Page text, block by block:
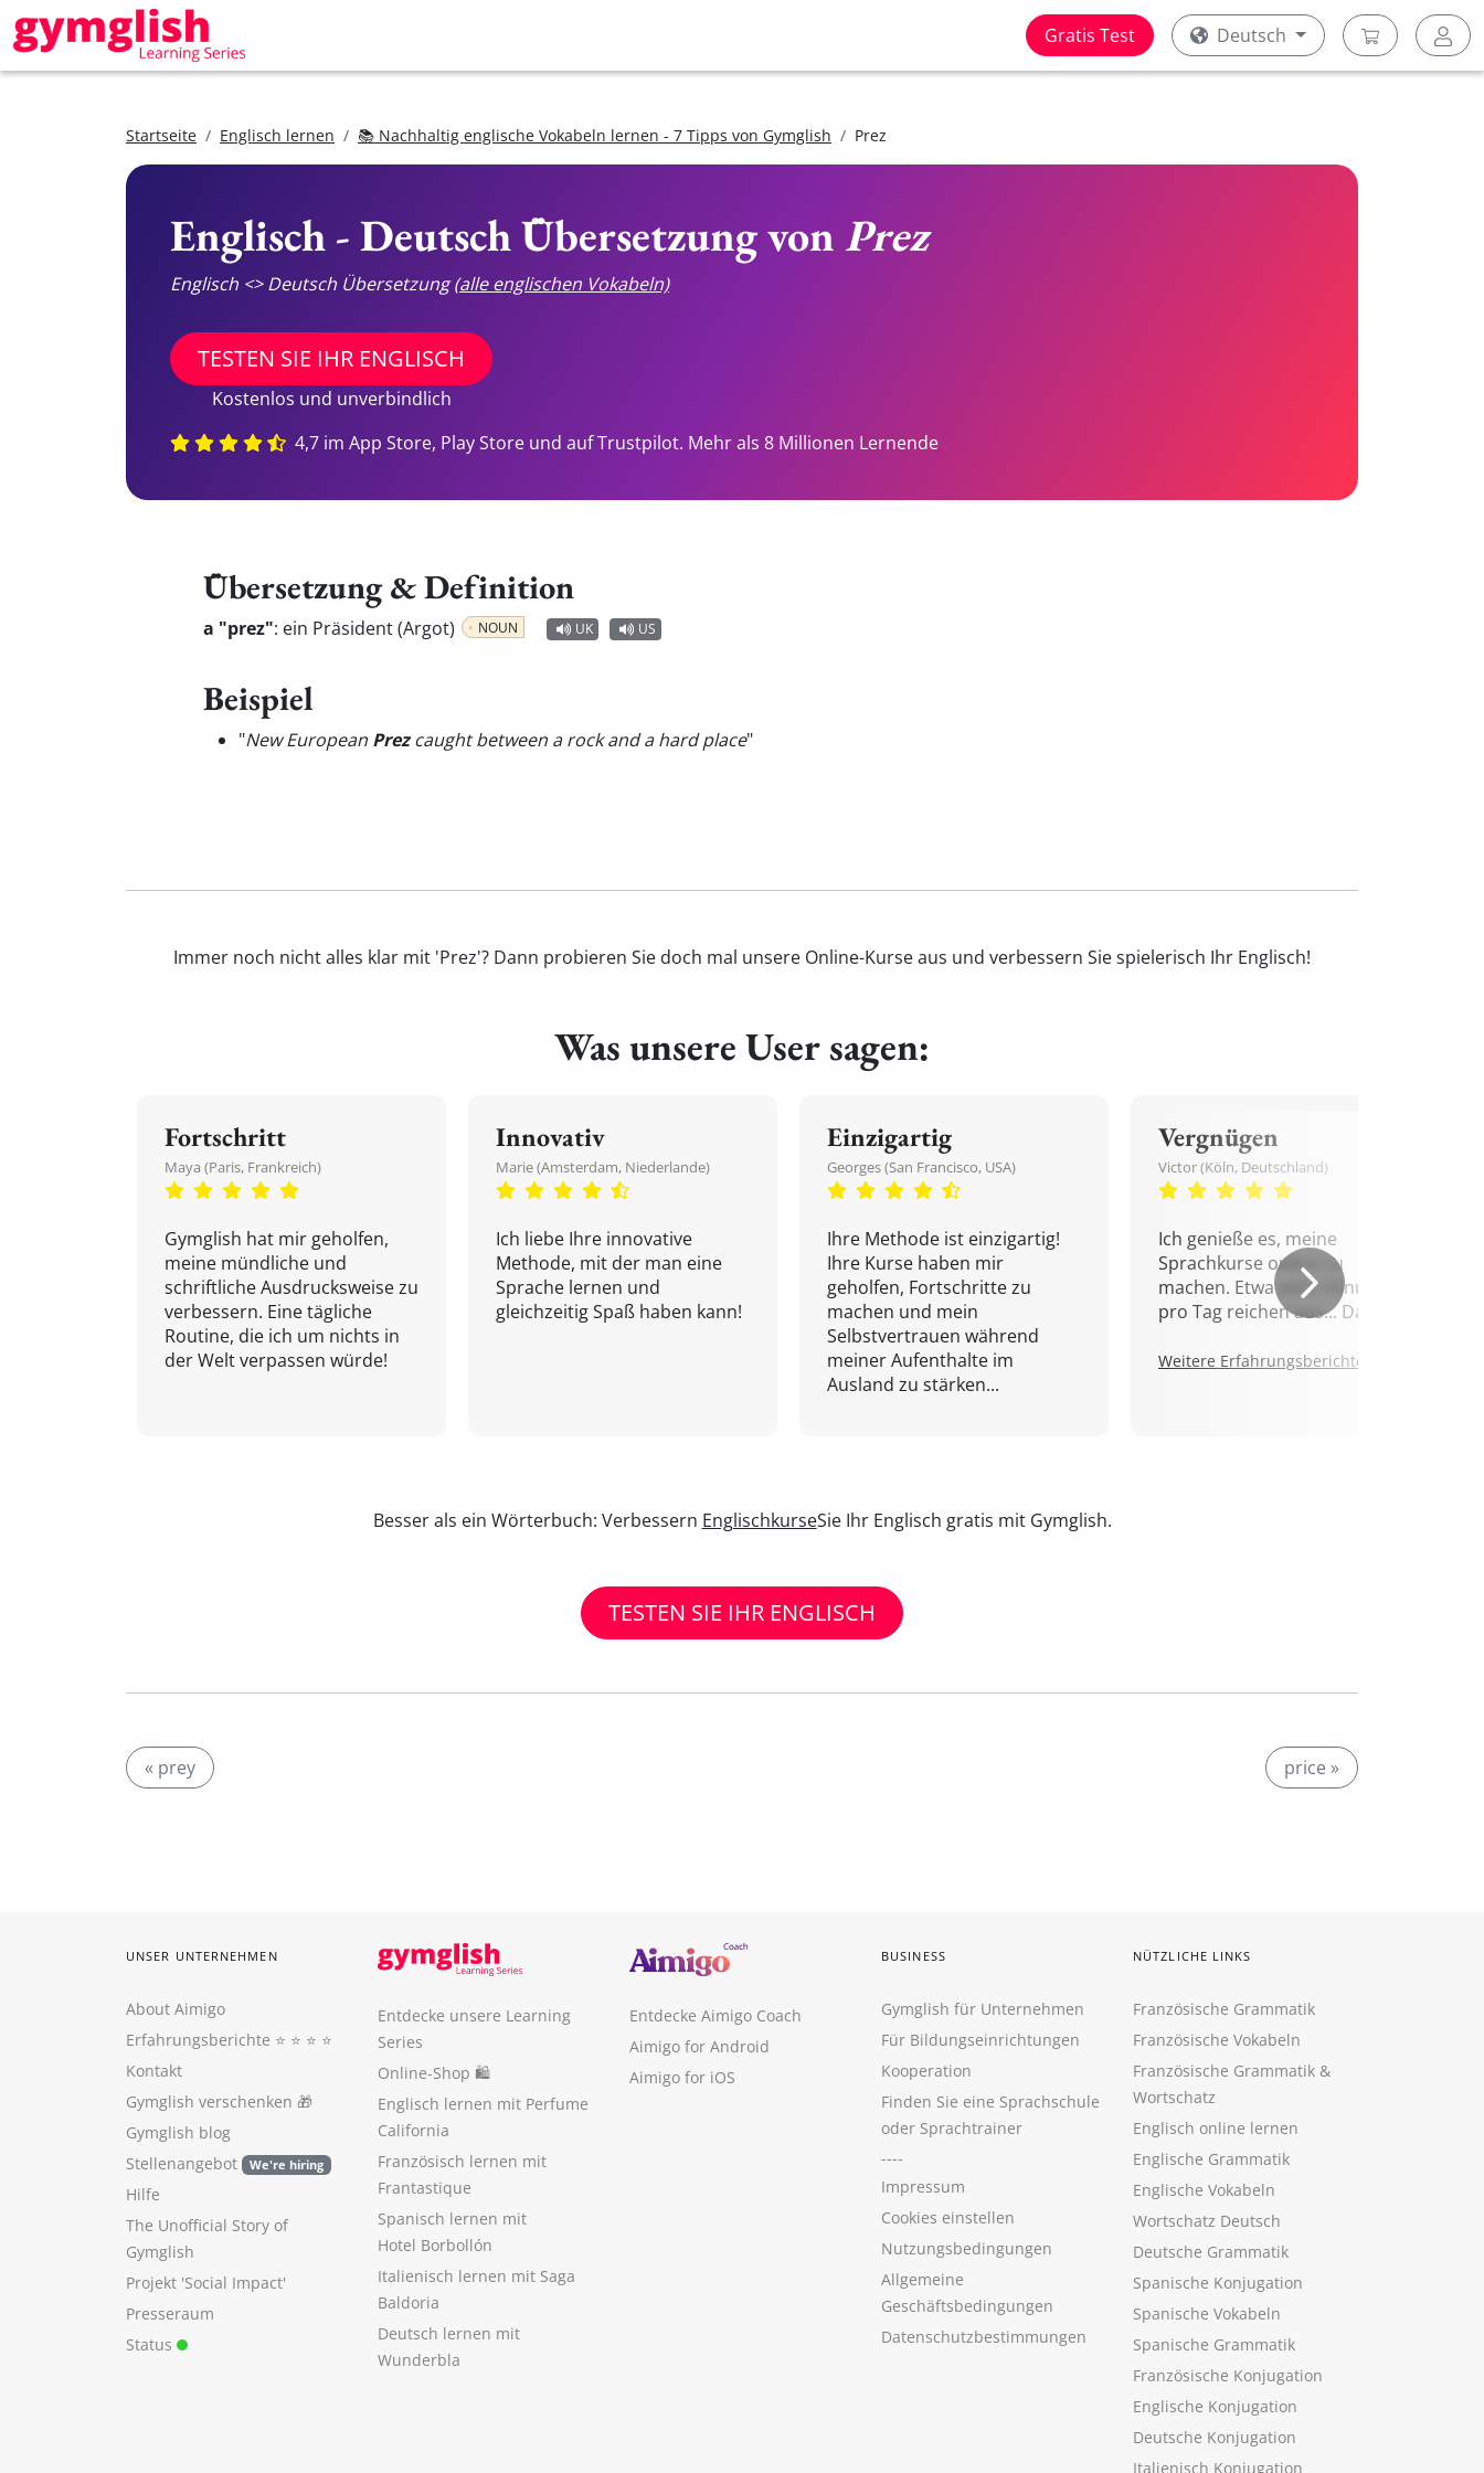
Gratis Test Deutsch
Startseite Englisch lernen 📚 Nachhaltig englische Vokabeln lernen - 7 Tipps von Gymglish Prez
Englisch - Deutsch Übersetzung von Prez
Englisch <> Deutsch Übersetzung(alle englischen Vokabeln)
TESTEN SIE IHR ENGLISCH
Kostenlos und unverbindlich
4,7 im App Store, Play Store und auf Trustpilot. Mehr als 8 Millionen Lernende
Übersetzung & Definition
a "prez": ein Präsident (Argot) NOUN UK US
Beispiel
"New European Prezcaught between a rock and a hard place"
Immer noch nicht alles klar mit 'Prez'? Dann probieren Sie doch mal unsere Online-Kurse aus und verbessern Sie spielerisch Ihr Englisch!
Was unsere User sagen:
Fortschritt
Maya (Paris, Frankreich)
Gymglish hat mir geholfen,
meine mündliche und
schriftliche Ausdrucksweise zu
verbessern. Eine tägliche
Routine, die ich um nichts in
der Welt verpassen würde!
Innovativ
Marie (Amsterdam, Niederlande)
Ich liebe Ihre innovative
Methode, mit der man eine
Sprache lernen und
gleichzeitig Spaß haben kann!
Einzigartig
Georges (San Francisco, USA)
Ihre Methode ist einzigartig!
Ihre Kurse haben mir
geholfen, Fortschritte zu
machen und mein
Selbstvertrauen während
meiner Aufenthalte im
Ausland zu stärken...
Vergnügen
Victor (Köln, Deutschland)
Ich genieße es, meine
Sprachkurse online zu
machen. Etwa zehn Minuten
pro Tag reichen aus... Danke!
Weitere Erfahrungsberichte.
Besser als ein Wörterbuch: Verbessern EnglischkurseSie Ihr Englisch gratis mit Gymglish.
TESTEN SIE IHR ENGLISCH
« prey price »
UNSER UNTERNEHMEN
About Aimigo
Erfahrungsberichte ⭐️ ⭐️ ⭐️ ⭐️
Kontakt
Gymglish verschenken 🎁
Gymglish blog
Stellenangebot
We're hiring
Hilfe
The Unofficial Story of
Gymglish
Projekt 'Social Impact'
Presseraum
Status
Entdecke unsere Learning
Series
Online-Shop 🛍
Englisch lernen mit Perfume
California
Französisch lernen mit
Frantastique
Spanisch lernen mit
Hotel Borbollón
Italienisch lernen mit Saga
Baldoria
Deutsch lernen mit
Wunderbla
Entdecke Aimigo Coach
Aimigo for Android
Aimigo for iOS
BUSINESS
Gymglish für Unternehmen
Für Bildungseinrichtungen
Kooperation
Finden Sie eine Sprachschule
oder Sprachtrainer
----
Impressum
Cookies einstellen
Nutzungsbedingungen
Allgemeine
Geschäftsbedingungen
Datenschutzbestimmungen
NÜTZLICHE LINKS
Französische Grammatik
Französische Vokabeln
Französische Grammatik &
Wortschatz
Englisch online lernen
Englische Grammatik
Englische Vokabeln
Wortschatz Deutsch
Deutsche Grammatik
Spanische Konjugation
Spanische Vokabeln
Spanische Grammatik
Französische Konjugation
Englische Konjugation
Deutsche Konjugation
Italienisch Konjugation